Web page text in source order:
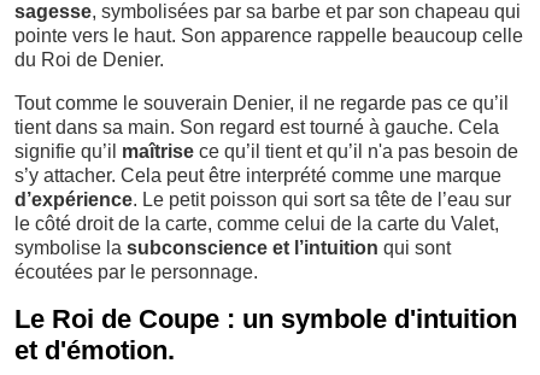
sagesse, symbolisées par sa barbe et par son chapeau qui
pointe vers le haut. Son apparence rappelle beaucoup celle
du Roi de Denier.
Tout comme le souverain Denier, il ne regarde pas ce qu’il
tient dans sa main. Son regard est tourné à gauche. Cela
signifie qu’il maîtrise ce qu’il tient et qu’il n'a pas besoin de
s’y attacher. Cela peut être interprété comme une marque
d’expérience. Le petit poisson qui sort sa tête de l’eau sur
le côté droit de la carte, comme celui de la carte du Valet,
symbolise la subconscience et l’intuition qui sont
écoutées par le personnage.
Le Roi de Coupe : un symbole d'intuition
et d'émotion.